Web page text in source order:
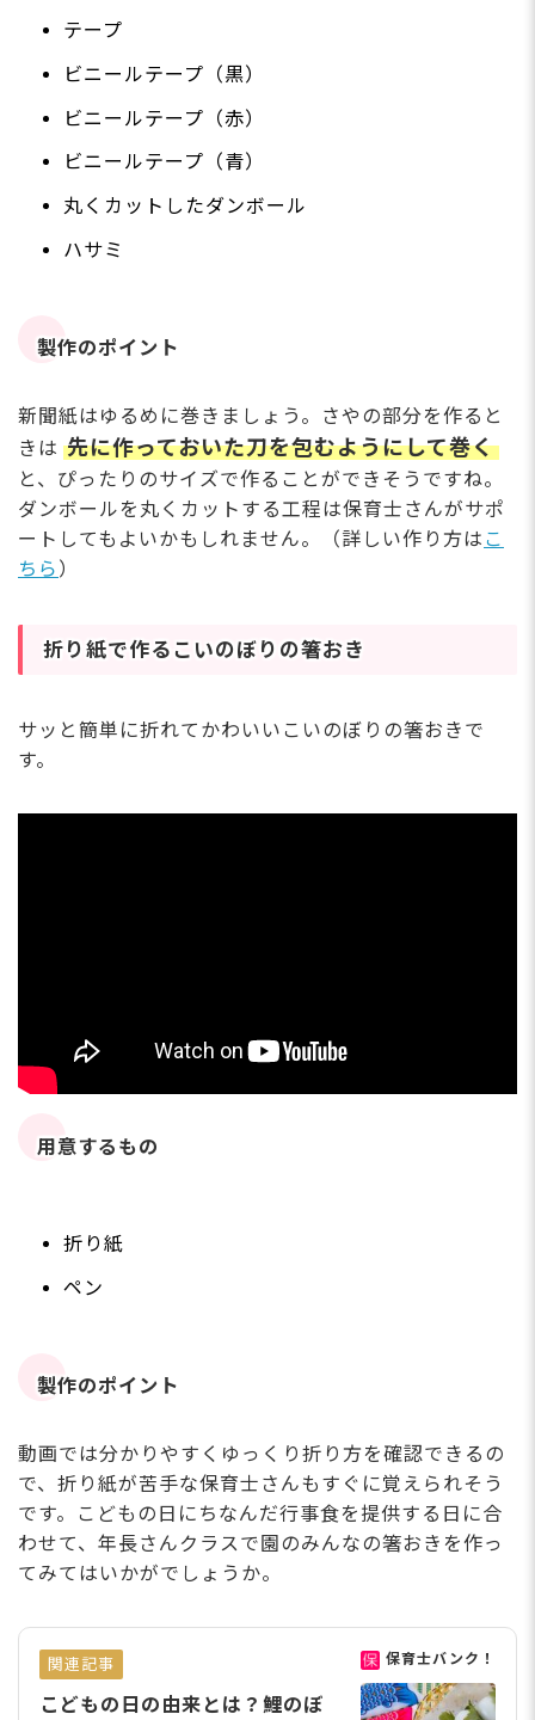
テープ
ビニールテープ（黒）
ビニールテープ（赤）
ビニールテープ（青）
丸くカットしたダンボール
ハサミ
製作のポイント
新聞紙はゆるめに巻きましょう。さやの部分を作ると
きは 先に作っておいた刀を包むようにして巻く
と、ぴったりのサイズで作ることができそうですね。
ダンボールを丸くカットする工程は保育士さんがサポ
ートしてもよいかもしれません。（詳しい作り方は こ
ちら ）
折り紙で作るこいのぼりの箸おき
サッと簡単に折れてかわいいこいのぼりの箸おきで
す。
用意するもの
折り紙
ペン
製作のポイント
動画では分かりやすくゆっくり折り方を確認できるの
で、折り紙が苦手な保育士さんもすぐに覚えられそう
です。こどもの日にちなんだ行事食を提供する日に合
わせて、年長さんクラスで園のみんなの箸おきを作っ
てみてはいかがでしょうか。
関連記事
こどもの日の由来とは？鯉のぼ
保育士バンク！